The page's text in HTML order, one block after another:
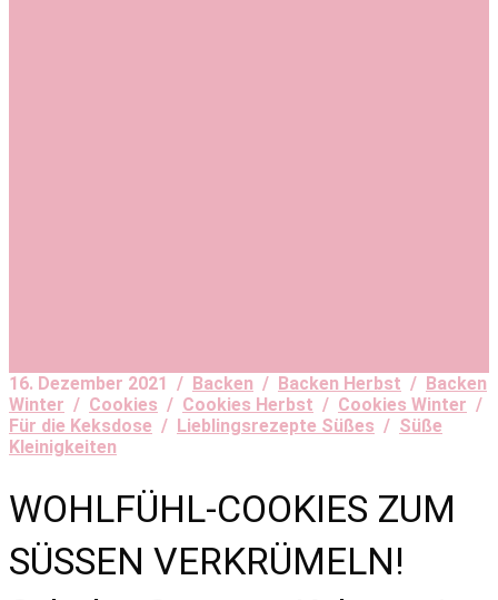
16. Dezember 2021 / Backen / Backen Herbst / Backen
Winter / Cookies / Cookies Herbst / Cookies Winter /
Für die Keksdose / Lieblingsrezepte Süßes / Süße
Kleinigkeiten
WOHLFÜHL-COOKIES ZUM
SÜSSEN VERKRÜMELN!